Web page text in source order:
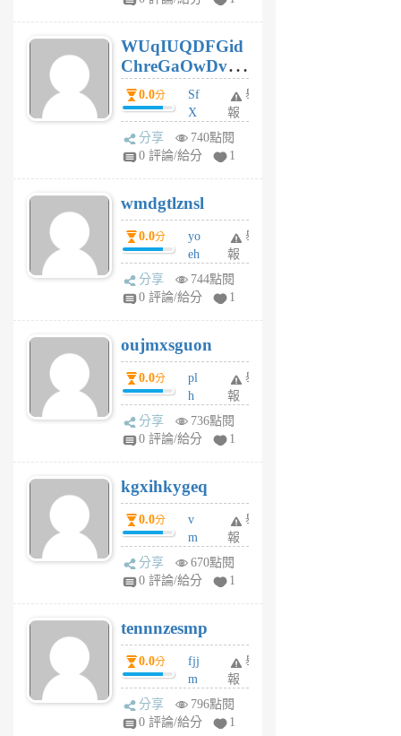
個
月
前
WUqIUQDFGid
ChreGaOwDv
dY0.0分
Sf
X
Pe
Jc
R
P
m
v
A
V
個
月
前
舉
報
分享
740點閱
0 評論/給分
1
wmdgtlznsl
0.0分
yo
eh
ld
gy
個
月
前
舉
報
分享
744點閱
0 評論/給分
1
oujmxsguon
0.0分
pl
h
wi
w
6
個
月
前
舉
報
分享
736點閱
0 評論/給分
1
kgxihkygeq
0.0分
v
m
sg
sr
6
個
月
前
舉
報
分享
670點閱
0 評論/給分
1
tennnzesmp
0.0分
fjj
m
w
rs
舉
報
分享
796點閱
0 評論/給分
1